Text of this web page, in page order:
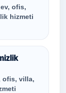
ofis,
hizmeti
ofis, villa,